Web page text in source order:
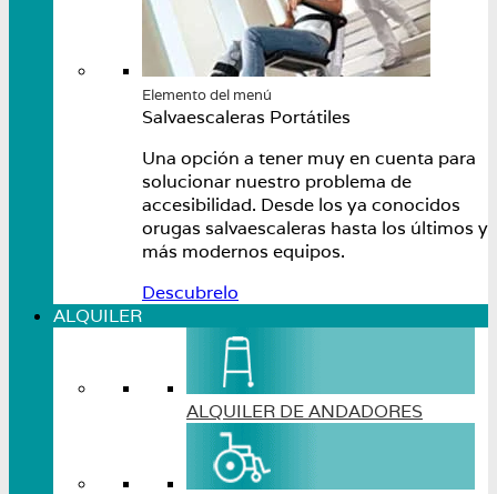
Elemento del menú
Salvaescaleras Portátiles
Una opción a tener muy en cuenta para
solucionar nuestro problema de
accesibilidad. Desde los ya conocidos
orugas salvaescaleras hasta los últimos y
más modernos equipos.
Descubrelo
ALQUILER
ALQUILER DE ANDADORES